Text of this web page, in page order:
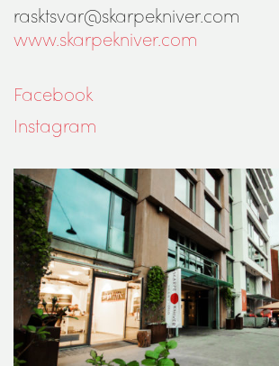
rasktsvar@skarpekniver.com
www.skarpekniver.com
Facebook
Instagram